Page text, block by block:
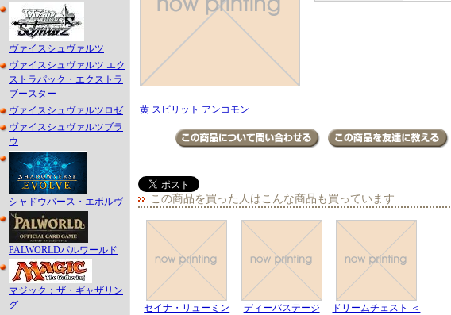
ヴァイスシュヴァルツ
ヴァイスシュヴァルツ エク
ストラパック・エクストラ
ブースター
ヴァイスシュヴァルツロゼ
ヴァイスシュヴァルツブラ
ウ
シャドウバース・エボルヴ
PALWORLDパルワールド
マジック：ザ・ギャザリン
グ
黄 スピリット アンコモン
この商品を買った人はこんな商品も買っています
セイナ・リューミン
ディーバステージ
ドリームチェスト ＜